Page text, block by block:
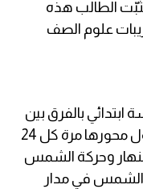
الطالب هذه
علوم الصف
ابتدائي بالفرق بين
حركتين جوهريتين للأرض: دورانها حول محورها مرة كل 24
وحركة الشمس
الشمس في مدار